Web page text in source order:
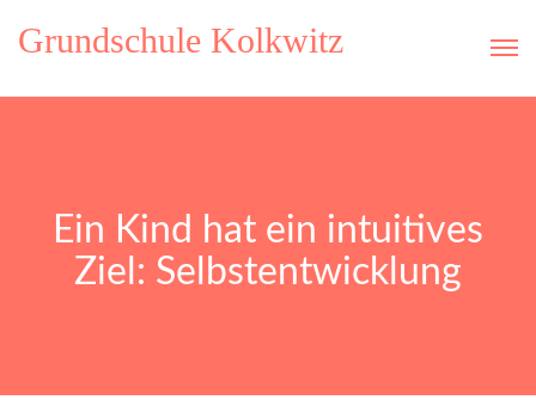
Grundschule Kolkwitz
Ein Kind hat ein intuitives
Ziel: Selbstentwicklung